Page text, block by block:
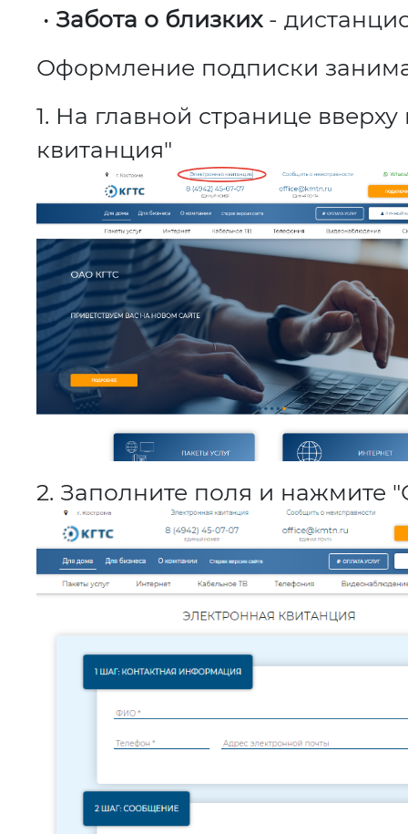
• Забота о близких-
Оформление подписки
1. На главной странице
квитанция"
2. Заполните поля и нажмите